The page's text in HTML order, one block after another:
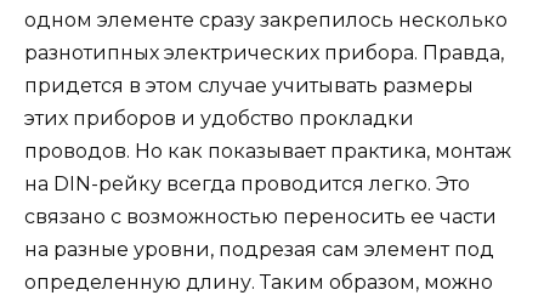
одном элементе сразу закрепилось несколько
разнотипных электрических прибора. Правда,
придется в этом случае учитывать размеры
этих приборов и удобство прокладки
проводов. Но как показывает практика, монтаж
на DIN-рейку всегда проводится легко. Это
связано с возможностью переносить ее части
на разные уровни, подрезая сам элемент под
определенную длину. Таким образом, можно